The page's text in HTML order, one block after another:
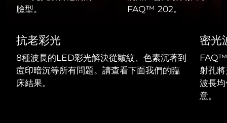
臉型。
FAQ™ 202。
抗老彩光
8種波長的LED彩光解決從皺紋、色素沉著到
痘印暗沉等所有問題。請查看下面我們的臨
床結果。
密光
FAQ™
射孔
波長
意。
Travel-friendly IPL hair removal
PEACH™ Cooling Prep Gel
Firming body serum
Acne treatment device
ESPADA™ Blemish Solution
Rejuvenating eye massager
KIWI™ derma
Diamond microdermabrasion .
LUNA™ 4 hair
2-in-1 LED scalp massager
牙齒美白
NEW
中國香港特別行政區 預計送達日期
匈牙利 8/8/26
冰島 預計送達日期 8/9/26
印尼 8/6/26